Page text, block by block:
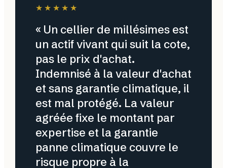
★★★★★
« Un cellier de millésimes est
un actif vivant qui suit la cote,
pas le prix d'achat.
Indemnisé à la valeur d'achat
et sans garantie climatique, il
est mal protégé. La valeur
agréée fixe le montant par
expertise et la garantie
panne climatique couvre le
risque propre à la